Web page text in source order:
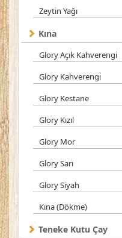
Zeytin Yağı
Kına
Glory Açık Kahverengi
Glory Kahverengi
Glory Kestane
Glory Kızıl
Glory Mor
Glory Sarı
Glory Siyah
Kına (Dökme)
Teneke Kutu Çay